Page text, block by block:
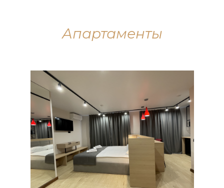
Апартаменты